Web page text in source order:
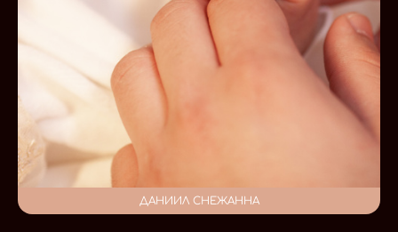
ДАНИИЛ СНЕЖАННА